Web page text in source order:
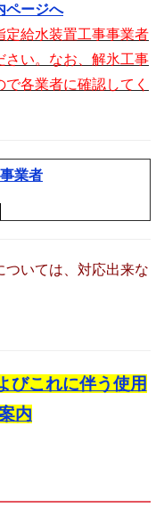
ページへ
定給水装置工事事業者
さい。なお、解氷工事
各業者に確認してく
業者
いては、対応出来な
びこれに伴う使用
内